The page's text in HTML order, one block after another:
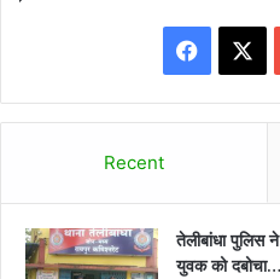
Recent
तेलीबांधा पुलिस
युवक को दबोचा…